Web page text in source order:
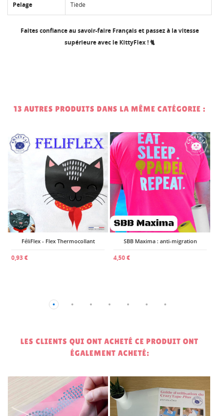
Pelage Tiède
Faites confiance au savoir-faire Français et passez à la vitesse
supérieure avec le KittyFlex ! 🐈
13 AUTRES PRODUITS DANS LA MÊME CATÉGORIE :
FéliFlex - Flex Thermocollant
0,93 €
SBB Maxima : anti-migration
4,50 €
LES CLIENTS QUI ONT ACHETÉ CE PRODUIT ONT
ÉGALEMENT ACHETÉ: